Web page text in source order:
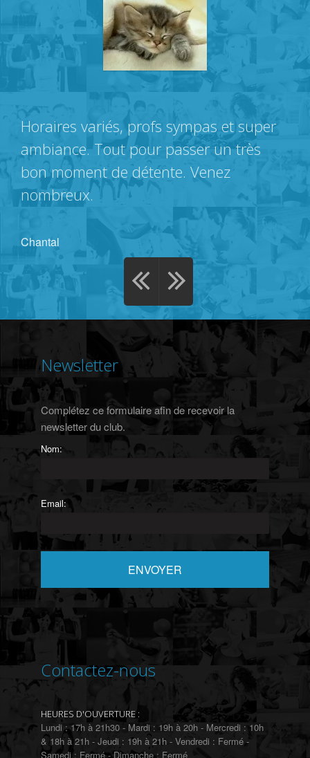
Horaires variés, profs sympas et super
ambiance. Tout pour passer un très
bon moment de détente. Venez
nombreux.
Chantal
Newsletter
Complétez ce formulaire afin de recevoir la
newsletter du club.
Nom:
Email:
Contactez-nous
HEURES D'OUVERTURE :
Lundi : 17h à 21h30 - Mardi : 19h à 20h - Mercredi : 10h
& 18h à 21h - Jeudi : 19h à 21h - Vendredi : Fermé -
Samedi : Fermé - Dimanche : Fermé